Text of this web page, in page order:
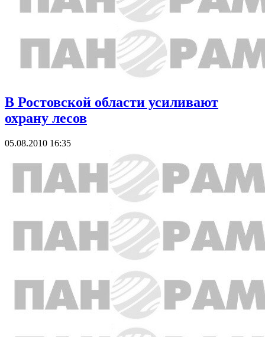
В Ростовской области усиливают
охрану лесов
05.08.2010 16:35